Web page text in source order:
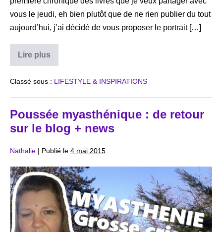
vous le jeudi, eh bien plutôt que de ne rien publier du tout
aujourd’hui, j’ai décidé de vous proposer le portrait […]
Lire plusChanger
:
Anne-
relevé
le
défi
!
Classé sous : LIFESTYLE & INSPIRATIONS
Poussée myasthénique : de retour
sur le blog + news
Nathalie | Publié le 4 mai 2015
Poussée
myasthénique
:
de
retour